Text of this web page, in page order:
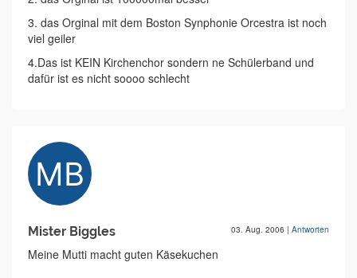
3. das Orginal mit dem Boston Synphonie Orcestra ist noch
viel geiler
4.Das ist KEIN Kirchenchor sondern ne Schülerband und
dafür ist es nicht soooo schlecht
Mister Biggles 03. Aug. 2006 | Antworten
Meine Mutti macht guten Käsekuchen